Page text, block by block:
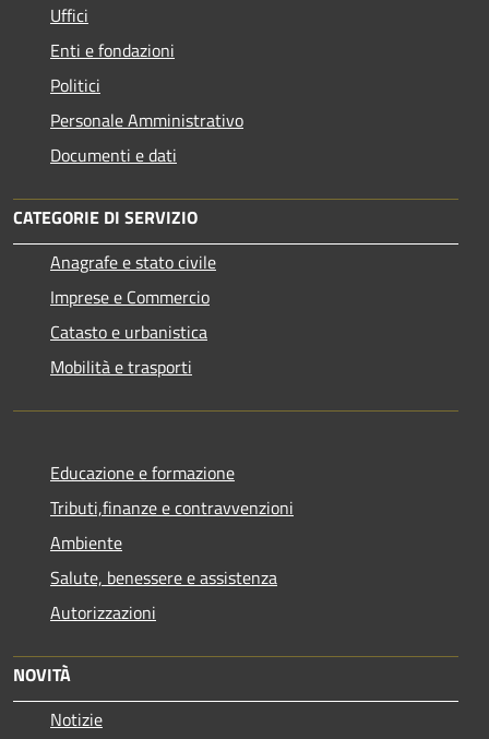
Uffici
Enti e fondazioni
Politici
Personale Amministrativo
Documenti e dati
CATEGORIE DI SERVIZIO
Anagrafe e stato civile
Imprese e Commercio
Catasto e urbanistica
Mobilità e trasporti
Educazione e formazione
Tributi,finanze e contravvenzioni
Ambiente
Salute, benessere e assistenza
Autorizzazioni
NOVITÀ
Notizie